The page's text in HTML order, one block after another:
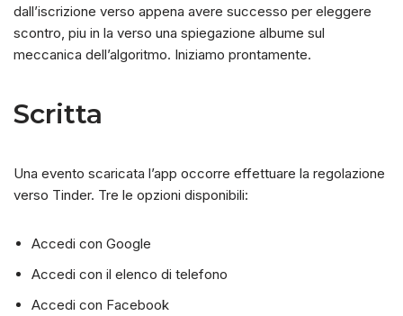
dall’iscrizione verso appena avere successo per eleggere
scontro, piu in la verso una spiegazione albume sul
meccanica dell’algoritmo. Iniziamo prontamente.
Scritta
Una evento scaricata l’app occorre effettuare la regolazione
verso Tinder. Tre le opzioni disponibili:
Accedi con Google
Accedi con il elenco di telefono
Accedi con Facebook